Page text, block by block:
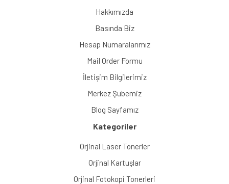
Hakkımızda
Basında Biz
Hesap Numaralarımız
Mail Order Formu
İletişim Bilgilerimiz
Merkez Şubemiz
Blog Sayfamız
Kategoriler
Orjinal Laser Tonerler
Orjinal Kartuşlar
Orjinal Fotokopi Tonerleri